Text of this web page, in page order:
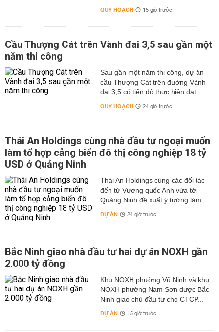
QUY HOẠCH 15 giờ trước
Cầu Thượng Cát trên Vành đai 3,5 sau gần một
năm thi công
Sau gần một năm thi công, dự án
cầu Thượng Cát trên đường Vành
đai 3,5 có tiến độ thực hiện đạt...
QUY HOẠCH 24 giờ trước
Thái An Holdings cùng nhà đầu tư ngoại muốn
làm tổ hợp cảng biển đô thị công nghiệp 18 tỷ
USD ở Quảng Ninh
Thái An Holdings cùng các đối tác
đến từ Vương quốc Anh vừa tới
Quảng Ninh đề xuất ý tưởng làm...
DỰ ÁN 24 giờ trước
Bắc Ninh giao nhà đầu tư hai dự án NOXH gần
2.000 tỷ đồng
Khu NOXH phường Vũ Ninh và khu
NOXH phường Nam Sơn được Bắc
Ninh giao chủ đầu tư cho CTCP...
DỰ ÁN 15 giờ trước